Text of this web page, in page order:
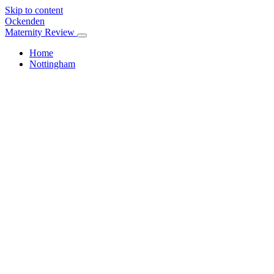
Skip to content
Ockenden
Maternity Review
Home
Nottingham